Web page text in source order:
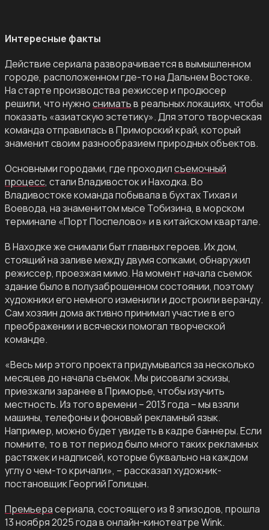
Интересные факты
Действие сериала разворачивается в вымышленном
городе, расположенном где-то на Дальнем Востоке.
На старте производства режиссер и продюсер
решили, что нужносниматьв реальных локациях, чтобы
показать «азиатскую эстетику». Для этого творческая
команда отправилась в Приморский край, который
знаменит своим разнообразием природных объектов.
Основными городами, где проходилсъемочный
процесс, стали Владивосток и Находка. Во
Владивостоке команда побывала в бухтах Тихая и
Воевода, на знаменитом мысе Тобизина, в морском
терминале «Порт Поспелово» и в китайском квартале.
В Находке же снимали быт главных героев. Их дом,
стоящий на заливе между двумя сопками, обнаружил
режиссер, проезжая мимо. На момент начала съемок
здание было в полузаброшенном состоянии, поэтому
художники его немного изменили и достроили веранду.
Сам хозяин дома активно принимал участие в его
преображении и всячески помогал творческой
команде.
«Весь мир этого проекта придумывался за несколько
месяцев до начала съемок. Мы рисовали эскизы,
приезжали заранее в Приморье, чтобы изучить
местность. Из того времени – 2013 года – мы взяли
машины, телефоны и фоновый рекламный язык.
Например, можно будет увидеть в кадре баннеры. Если
помните, то в тот период было много таких рекламных
растяжек и надписей, которые буквально на каждом
углу о чем-то кричали», – рассказал художник-
постановщик Георгий Голицын.
Премьерасериала, состоящего из 8 эпизодов, прошла
13 ноября 2025 года в онлайн-кинотеатре Wink.